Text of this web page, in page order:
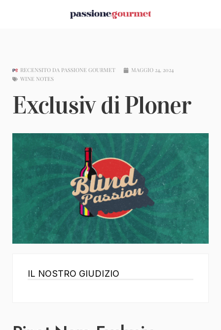
RECENSITO DA PASSIONE GOURMET
MAGGIO 24, 2024
WINE NOTES
Exclusiv di Ploner
IL NOSTRO GIUDIZIO